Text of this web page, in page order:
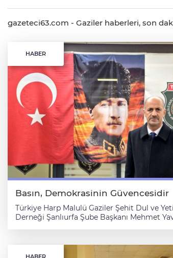
gazeteci63.com - Gaziler haberleri, son
HABER
Basın, Demokrasinin Güvencesidir
Türkiye Harp Malulü Gaziler Şehit Dul ve
Derneği Şanlıurfa Şube Başkanı Mehmet
açıklamasında şu ifadelere yer verdi:
tarafsız ve hızlı bilgiye ulaşabilmesi açısından